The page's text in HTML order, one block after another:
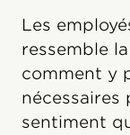
Les
ressemble
comment y
nécessaires
sentiment